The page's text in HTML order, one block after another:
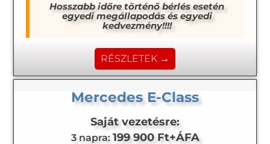
Hosszabb időre történő bérlés esetén
egyedi megállapodás és egyedi
kedvezmény!!!!
RÉSZLETEK →
Mercedes E-Class
Saját vezetésre:
3 napra: 199 900 Ft+ÁFA